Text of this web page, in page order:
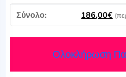
186,00€
Ολοκλήρωση